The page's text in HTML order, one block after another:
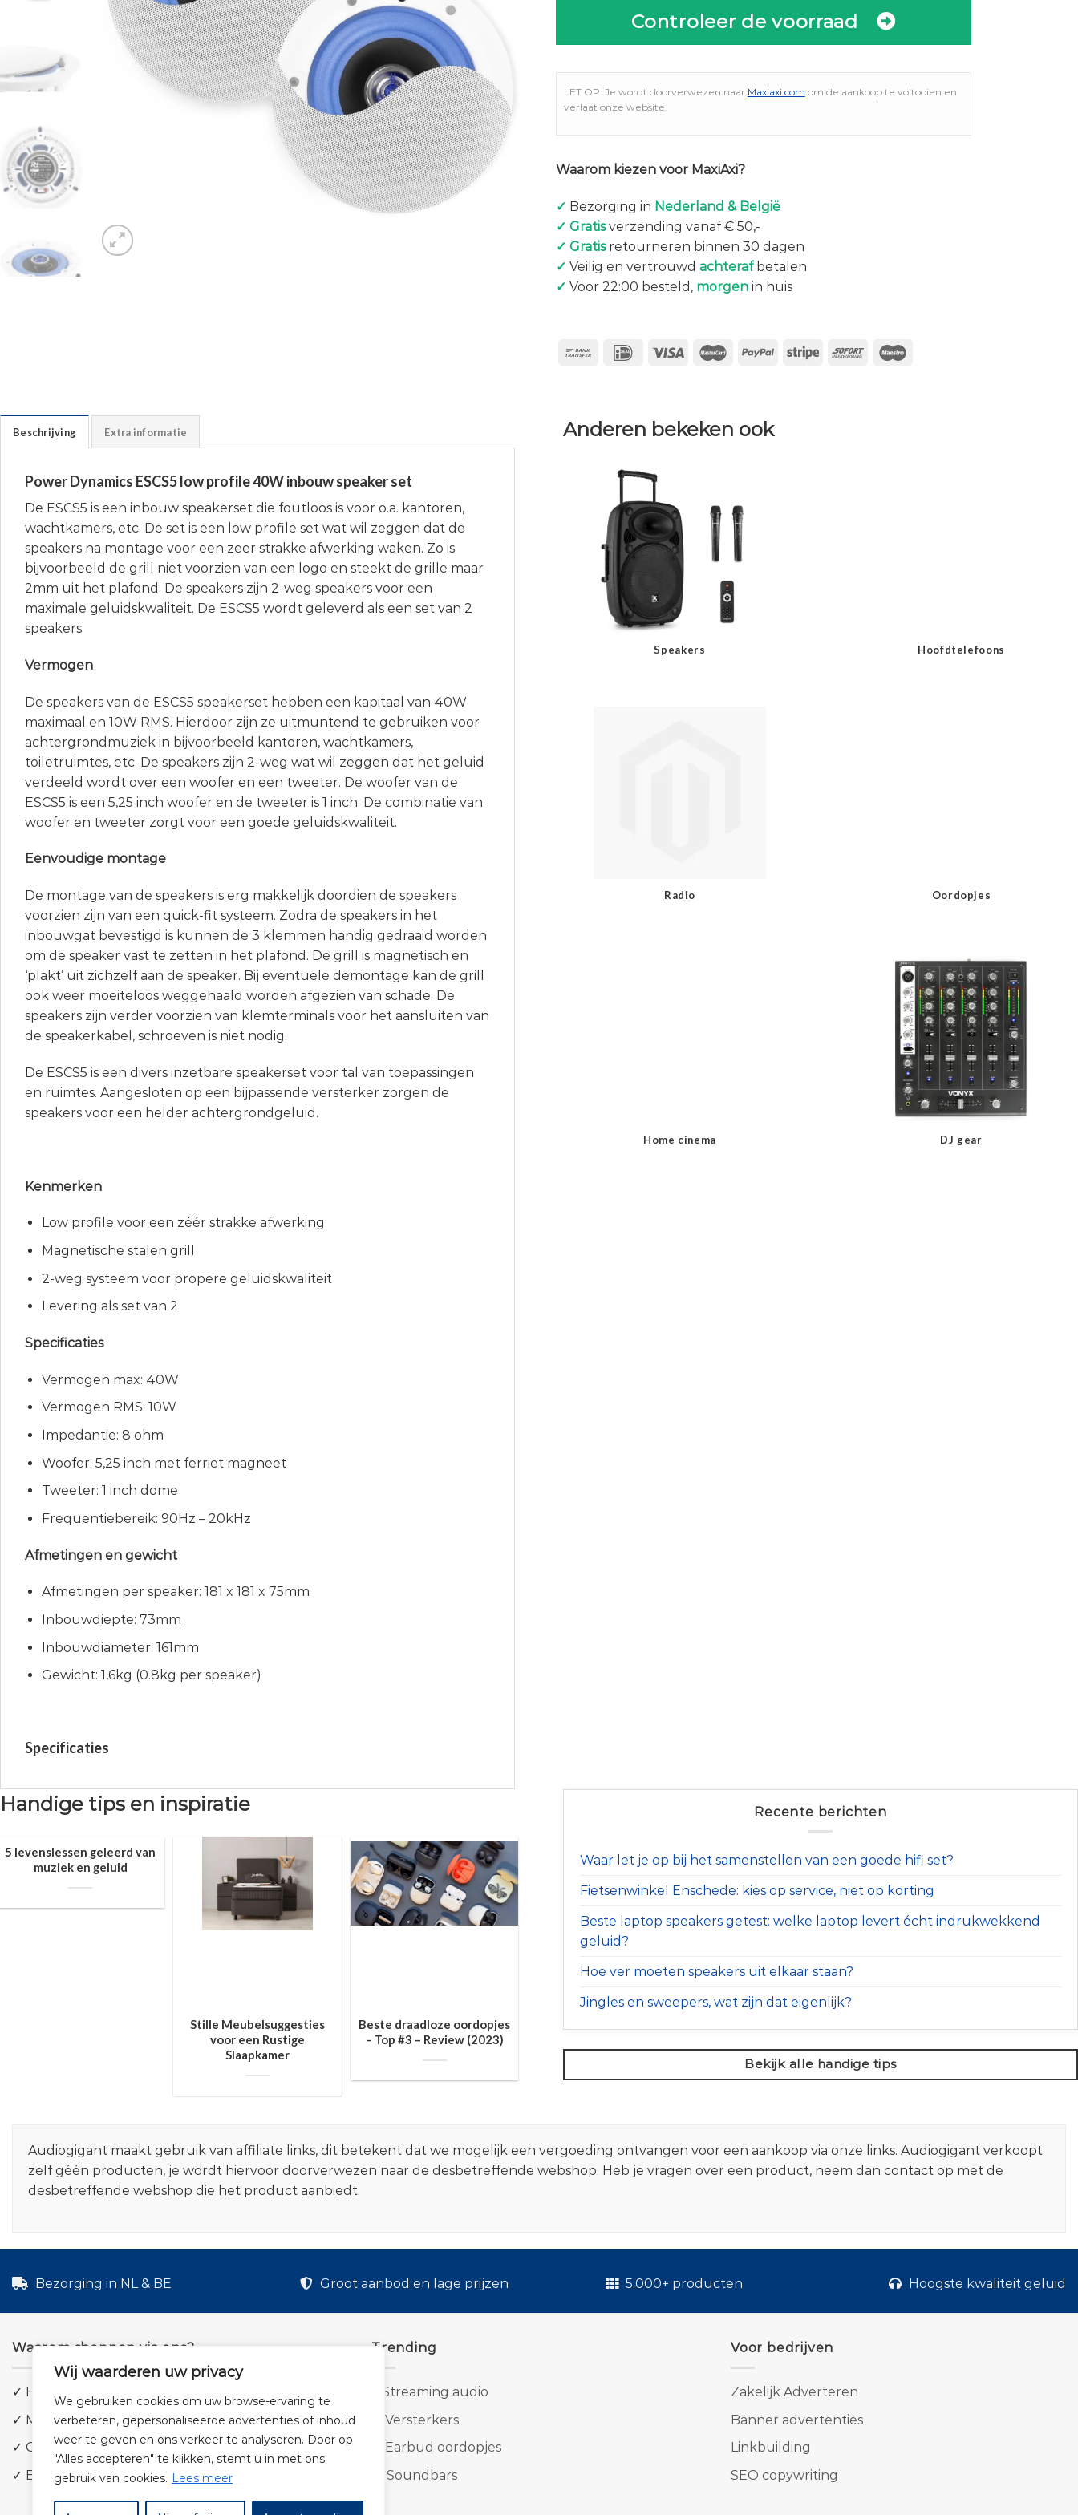
Wij waarderen uw privacy
We gebruiken cookies om uw browse-ervaring te
verbeteren, gepersonaliseerde advertenties of inhoud
weer te geven en ons verkeer te analyseren. Door op
"Alles accepteren" te klikken, stemt u in met ons
gebruik van cookies. Lees meer
Controleer de voorraad
LET OP: Je wordt doorverwezen naar Maxiaxi.com om de aankoop te voltooien en
verlaat onze website.
Waarom kiezen voor MaxiAxi?
✓ Bezorging in Nederland & België
✓ Gratisverzending vanaf € 50,-
✓ Gratisretourneren binnen 30 dagen
✓ Veilig en vertrouwd achterafbetalen
✓ Voor 22:00 besteld, morgenin huis
Beschrijving Extra informatie
Power Dynamics ESCS5 low profile 40W inbouw speaker set
De ESCS5 is een inbouw speakerset die foutloos is voor o.a. kantoren,
wachtkamers, etc. De set is een low profile set wat wil zeggen dat de
speakers na montage voor een zeer strakke afwerking waken. Zo is
bijvoorbeeld de grill niet voorzien van een logo en steekt de grille maar
2mm uit het plafond. De speakers zijn 2-weg speakers voor een
maximale geluidskwaliteit. De ESCS5 wordt geleverd als een set van 2
speakers.
Vermogen
De speakers van de ESCS5 speakerset hebben een kapitaal van 40W
maximaal en 10W RMS. Hierdoor zijn ze uitmuntend te gebruiken voor
achtergrondmuziek in bijvoorbeeld kantoren, wachtkamers,
toiletruimtes, etc. De speakers zijn 2-weg wat wil zeggen dat het geluid
verdeeld wordt over een woofer en een tweeter. De woofer van de
ESCS5 is een 5,25 inch woofer en de tweeter is 1 inch. De combinatie van
woofer en tweeter zorgt voor een goede geluidskwaliteit.
Eenvoudige montage
De montage van de speakers is erg makkelijk doordien de speakers
voorzien zijn van een quick-fit systeem. Zodra de speakers in het
inbouwgat bevestigd is kunnen de 3 klemmen handig gedraaid worden
om de speaker vast te zetten in het plafond. De grill is magnetisch en
‘plakt’ uit zichzelf aan de speaker. Bij eventuele demontage kan de grill
ook weer moeiteloos weggehaald worden afgezien van schade. De
speakers zijn verder voorzien van klemterminals voor het aansluiten van
de speakerkabel, schroeven is niet nodig.
De ESCS5 is een divers inzetbare speakerset voor tal van toepassingen
en ruimtes. Aangesloten op een bijpassende versterker zorgen de
speakers voor een helder achtergrondgeluid.
Kenmerken
Low profile voor een zéér strakke afwerking
Magnetische stalen grill
2-weg systeem voor propere geluidskwaliteit
Levering als set van 2
Specificaties
Vermogen max: 40W
Vermogen RMS: 10W
Impedantie: 8 ohm
Woofer: 5,25 inch met ferriet magneet
Tweeter: 1 inch dome
Frequentiebereik: 90Hz – 20kHz
Afmetingen en gewicht
Afmetingen per speaker: 181 x 181 x 75mm
Inbouwdiepte: 73mm
Inbouwdiameter: 161mm
Gewicht: 1,6kg (0.8kg per speaker)
Specificaties
Anderen bekeken ook
Speakers Hoofdtelefoons
Radio Oordopjes
Home cinema DJ gear
Handige tips en inspiratie
5 levenslessen geleerd van
muziek en geluid
Stille Meubelsuggesties
voor een Rustige
Slaapkamer
Beste draadloze oordopjes
– Top #3 – Review (2023)
Recente berichten
Waar let je op bij het samenstellen van een goede hifi set?
Fietsenwinkel Enschede: kies op service, niet op korting
Beste laptop speakers getest: welke laptop levert écht indrukwekkend
geluid?
Hoe ver moeten speakers uit elkaar staan?
Jingles en sweepers, wat zijn dat eigenlijk?
Bekijk alle handige tips
Audiogigant maakt gebruik van affiliate links, dit betekent dat we mogelijk een vergoeding ontvangen voor een aankoop via onze links. Audiogigant verkoopt
zelf géén producten, je wordt hiervoor doorverwezen naar de desbetreffende webshop. Heb je vragen over een product, neem dan contact op met de
desbetreffende webshop die het product aanbiedt.
Bezorging in NL & BE Groot aanbod en lage prijzen 5.000+ producten Hoogste kwaliteit geluid
Waarom shoppen via ons?
✓ Hoge kwaliteit geluid
✓ Meer dan 5.000 producten
✓ Groot aanbod en lage prijzen
✓ Bezorging in NL & BE
Trending
Streaming audio
Versterkers
Earbud oordopjes
Soundbars
Voor bedrijven
Zakelijk Adverteren
Banner advertenties
Linkbuilding
SEO copywriting